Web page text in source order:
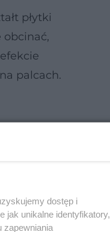
płytki
obcinać,
palcach.
dostęp i
jak unikalne identyfikatory,
zapewniania